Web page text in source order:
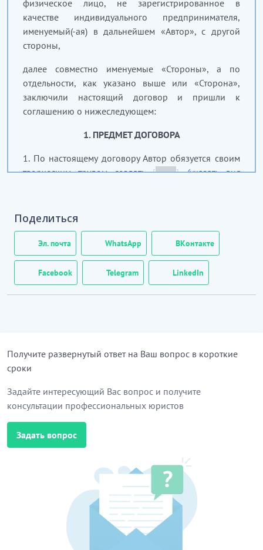
физическое лицо, не зарегистрированное в
качестве индивидуального предпринимателя,
именуемый(-ая) в дальнейшем «Автор», с другой
стороны,
далее совместно именуемые «Стороны», а по
отдельности, как указано выше или «Сторона»,
заключили настоящий договор и пришли к
соглашению о нижеследующем:
1. ПРЕДМЕТ ДОГОВОРА
1. По настоящему договору Автор обязуется своим
творческим трудом создать
[_____]
(указать вид
«произведение», и передать его Заказчику, а
Заказчик обязуется принять созданное
произведение и уплатить Автору вознаграждение в
порядке и на условиях, предусмотренных
настоящим договором.
2. Вид создаваемого произведения, основные
договору).
[Скрытый текст. Полная версия доступна после
скачивания]
Общая сумма вознаграждения, причитающегося
Автору по настоящему договору за создание
произведения и передачу Заказчику
исключительных имущественных прав на него,
составляет[
тенге.
Поделиться
Эл. почта WhatsApp ВКонтакте
Facebook Telegram LinkedIn
Получите развернутый ответ на Ваш вопрос в короткие
сроки
Задайте интересующий Вас вопрос и получите
консультации профессиональных юристов
Задать вопрос